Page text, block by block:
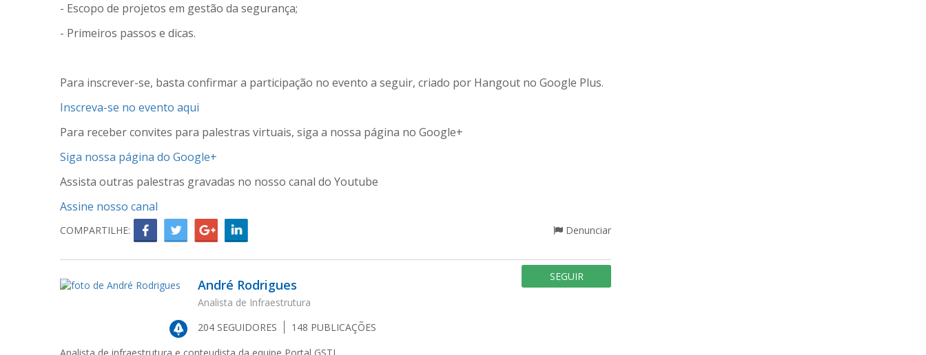
- Escopo de projetos em gestão da segurança;
- Primeiros passos e dicas.
Para inscrever-se, basta confirmar a participação no evento a seguir, criado por Hangout no Google Plus.
Inscreva-se no evento aqui
Para receber convites para palestras virtuais, siga a nossa página no Google+
Siga nossa página do Google+
Assista outras palestras gravadas no nosso canal do Youtube
Assine nosso canal
COMPARTILHE: Denunciar
André Rodrigues
Analista de Infraestrutura
204 SEGUIDORES 148 PUBLICAÇÕES
SEGUIR